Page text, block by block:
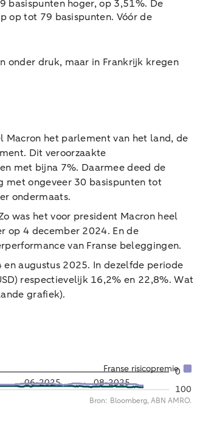
basispunten hoger, op 3,51%. De
op tot 79 basispunten. Vóór de
onder druk, maar in Frankrijk kregen
Macron het parlement van het land, de
Dit veroorzaakte
met bijna 7%. Daarmee deed de
met ongeveer 30 basispunten tot
ondermaats.
was het voor president Macron heel
op 4 december 2024. En de
van Franse beleggingen.
augustus 2025. In dezelfde periode
respectievelijk 16,2% en 22,8%. Wat
grafiek).